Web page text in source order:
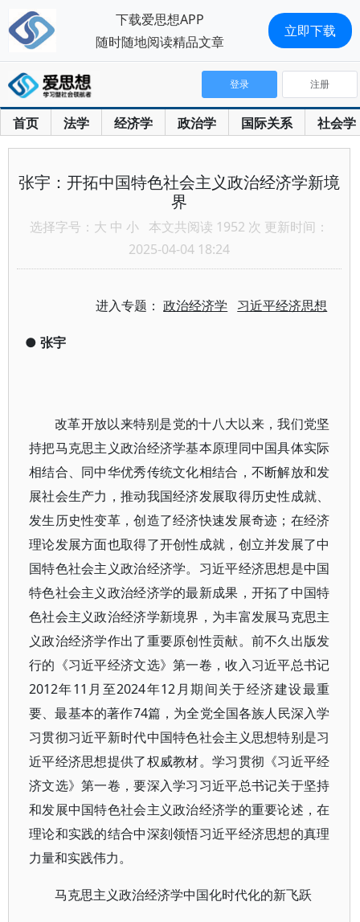
首页 法学 经济学 政治学 国际关系 社会学
登录 注册
张宇：开拓中国特色社会主义政治经济学新境
界
选择字号： 大 中 小 本文共阅读 1952 次 更新时间：
2025-04-04 18:24
进入专题：政治经济学 习近平经济思想
● 张宇
改革开放以来特别是党的十八大以来，我们党坚
持把马克思主义政治经济学基本原理同中国具体实际
相结合、同中华优秀传统文化相结合，不断解放和发
展社会生产力，推动我国经济发展取得历史性成就、
发生历史性变革，创造了经济快速发展奇迹；在经济
理论发展方面也取得了开创性成就，创立并发展了中
国特色社会主义政治经济学。习近平经济思想是中国
特色社会主义政治经济学的最新成果，开拓了中国特
色社会主义政治经济学新境界，为丰富发展马克思主
义政治经济学作出了重要原创性贡献。前不久出版发
行的《习近平经济文选》第一卷，收入习近平总书记
2012年11月至2024年12月期间关于经济建设最重
要、最基本的著作74篇，为全党全国各族人民深入学
习贯彻习近平新时代中国特色社会主义思想特别是习
近平经济思想提供了权威教材。学习贯彻《习近平经
济文选》第一卷，要深入学习习近平总书记关于坚持
和发展中国特色社会主义政治经济学的重要论述，在
理论和实践的结合中深刻领悟习近平经济思想的真理
力量和实践伟力。
马克思主义政治经济学中国化时代化的新飞跃
下载爱思想APP
随时随地阅读精品文章
立即下载